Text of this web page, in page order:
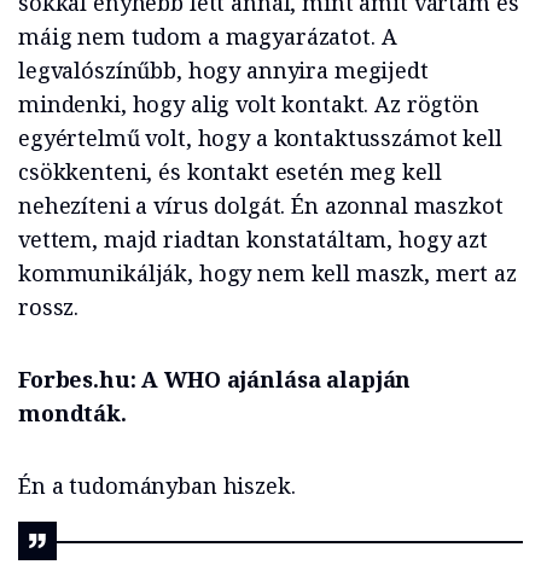
máig nem tudom a magyarázatot. A
legvalószínűbb, hogy annyira megijedt
mindenki, hogy alig volt kontakt. Az rögtön
egyértelmű volt, hogy a kontaktusszámot kell
csökkenteni, és kontakt esetén meg kell
nehezíteni a vírus dolgát. Én azonnal maszkot
vettem, majd riadtan konstatáltam, hogy azt
kommunikálják, hogy nem kell maszk, mert az
rossz.
Forbes.hu: A WHO ajánlása alapján
mondták.
Én a tudományban hiszek.